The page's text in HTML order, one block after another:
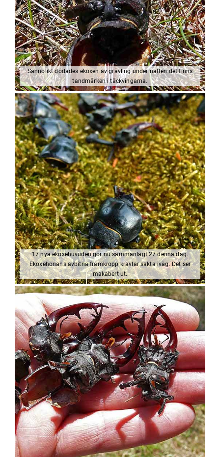
Sannolikt dödades ekoxen av grävling under natten det finns
tandmärken i täckvingarna.
17 nya ekoxehuvuden gör nu sammanlagt 27 denna dag.
Ekoxehonans avbitna framkropp kravlar sakta iväg. Det ser
makabert ut.